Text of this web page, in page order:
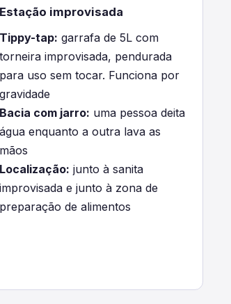
Estação improvisada
Tippy-tap: garrafa de 5L com
torneira improvisada, pendurada
para uso sem tocar. Funciona por
gravidade
Bacia com jarro: uma pessoa deita
água enquanto a outra lava as
mãos
Localização: junto à sanita
improvisada e junto à zona de
preparação de alimentos